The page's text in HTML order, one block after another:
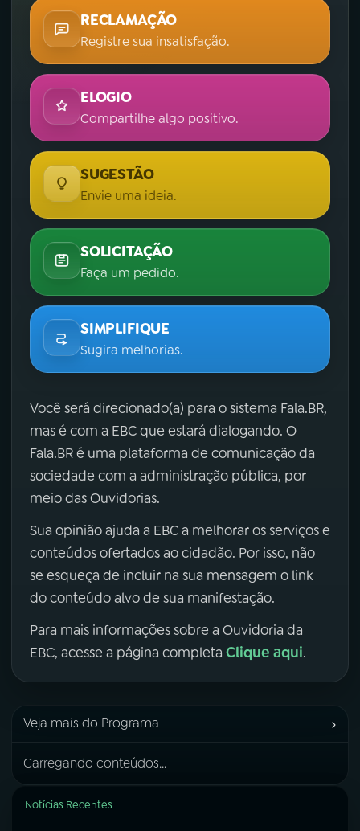
RECLAMAÇÃO
Registre sua insatisfação.
ELOGIO
Compartilhe algo positivo.
SUGESTÃO
Envie uma ideia.
SOLICITAÇÃO
Faça um pedido.
SIMPLIFIQUE
Sugira melhorias.
Você será direcionado(a) para o sistema Fala.BR,
mas é com a EBC que estará dialogando. O
Fala.BR é uma plataforma de comunicação da
sociedade com a administração pública, por
meio das Ouvidorias.
Sua opinião ajuda a EBC a melhorar os serviços e
conteúdos ofertados ao cidadão. Por isso, não
se esqueça de incluir na sua mensagem o link
do conteúdo alvo de sua manifestação.
Para mais informações sobre a Ouvidoria da
EBC, acesse a página completa Clique aqui.
Veja mais do Programa ›
Carregando conteúdos...
Notícias Recentes